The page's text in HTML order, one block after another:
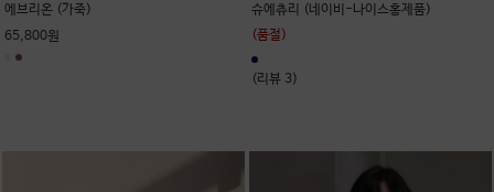
에브리온 (가죽)
65,800원
슈에츄리 (네이비-나이스홍제품)
(품절)
(리뷰 3)